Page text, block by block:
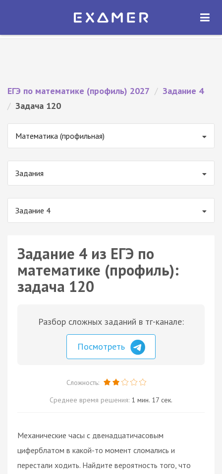
Экзамер — ЕГЭ 2027
ОТКРЫТЬ
ЕГЭ по математике (профиль) 2027 / Задание 4
/ Задача 120
Математика (профильная)
Задания
Задание 4
Задание 4 из ЕГЭ по
математике (профиль):
задача 120
Разбор сложных заданий в тг-канале:
Посмотреть
Сложность:
Среднее время решения: 1 мин. 17 сек.
Механические часы с двенадцатичасовым
циферблатом в какой-то момент сломались и
перестали ходить. Найдите вероятность того, что